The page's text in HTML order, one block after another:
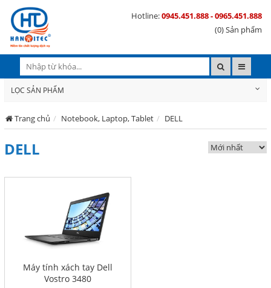
Hotline:0945.451.888 - 0965.451.888
(0) Sản phẩm
LỌC SẢN PHẨM
Trang chủ Notebook, Laptop, Tablet DELL
DELL
Máy tính xách tay Dell
Vostro 3480